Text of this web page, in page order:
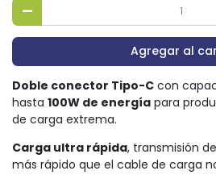
Agregar al
Doble conector Tipo-C con
hasta 100W de energía para
de carga extrema.
Carga ultra rápida, transmisión
más rápido que el cable de carga